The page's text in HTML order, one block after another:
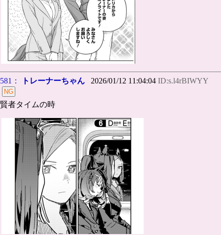
581： トレーナーちゃん 2026/01/12 11:04:04 ID:s.l4rBIWYY
賢者タイムの時